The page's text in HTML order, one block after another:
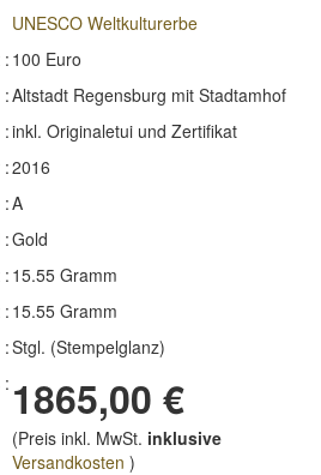
UNESCO Weltkulturerbe
:100 Euro
:Altstadt Regensburg mit Stadtamhof
:inkl. Originaletui und Zertifikat
:2016
:A
:Gold
:15.55 Gramm
: 15.55 Gramm
:Stgl. (Stempelglanz)
: 1865,00 €
(Preis inkl. MwSt. inklusive
Versandkosten )